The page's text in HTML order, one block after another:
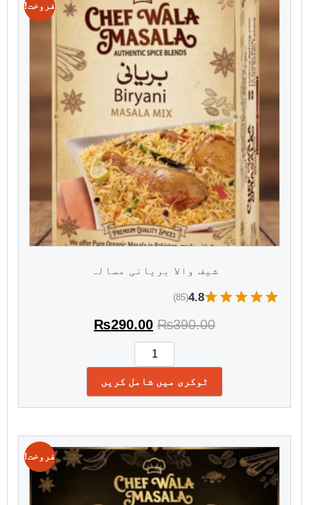
فروخت!
شیف والا بریانی مسالہ
4.8
(85)
₨390.00
₨290.00
ٹوکری میں شامل کریں
فروخت!